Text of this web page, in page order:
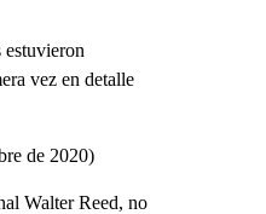
estuvieron
vez en detalle
de 2020)
Walter Reed, no